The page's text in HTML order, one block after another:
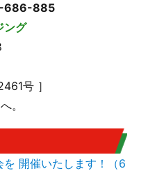
686-885
ング
号 ］
。
開催いたします！（6